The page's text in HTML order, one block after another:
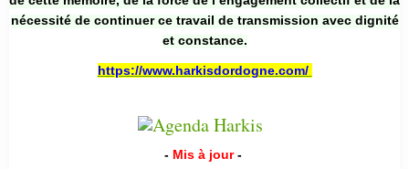
nécessité de continuer ce travail de transmission avec dignité
et constance.
https://www.harkisdordogne.com/
- Mis à jour -